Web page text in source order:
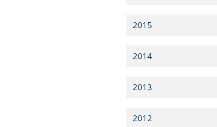
2015
2014
2013
2012